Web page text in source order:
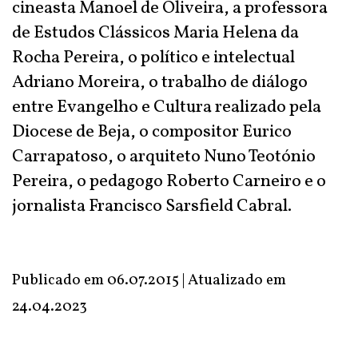
cineasta Manoel de Oliveira, a professora
de Estudos Clássicos Maria Helena da
Rocha Pereira, o político e intelectual
Adriano Moreira, o trabalho de diálogo
entre Evangelho e Cultura realizado pela
Diocese de Beja, o compositor Eurico
Carrapatoso, o arquiteto Nuno Teotónio
Pereira, o pedagogo Roberto Carneiro e o
jornalista Francisco Sarsfield Cabral.
Publicado em 06.07.2015 | Atualizado em
24.04.2023